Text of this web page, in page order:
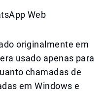
Web
originalmente em
usado apenas para
chamadas de
em Windows e